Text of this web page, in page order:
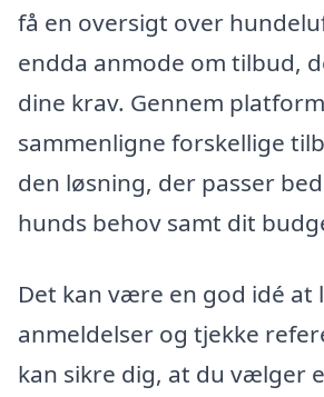
få en oversigt over
endda anmode om tilbud,
dine krav. Gennem
sammenligne forskellige
den løsning, der passer
hunds behov samt dit
Det kan være en god idé at
anmeldelser og tjekke
kan sikre dig, at du vælger